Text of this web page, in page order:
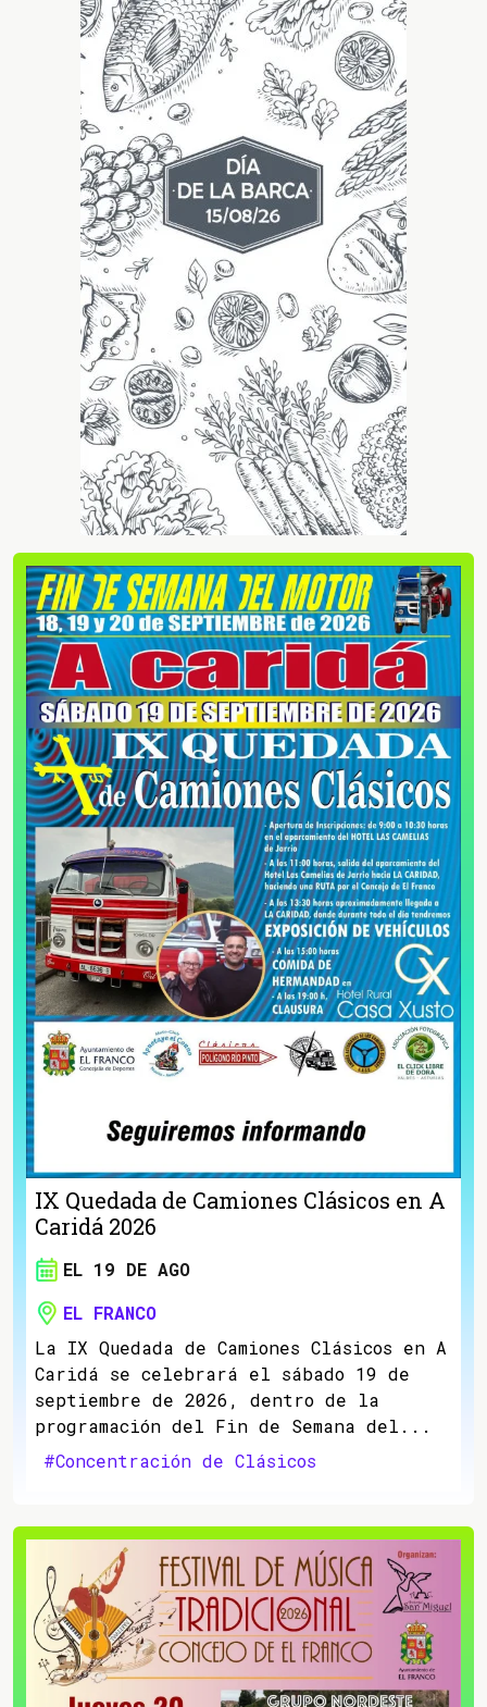
IX Quedada de Camiones Clásicos en A
Caridá 2026
EL 19 DE AGO
EL FRANCO
La IX Quedada de Camiones Clásicos en A
Caridá se celebrará el sábado 19 de
septiembre de 2026, dentro de la
programación del Fin de Semana del...
#Concentración de Clásicos